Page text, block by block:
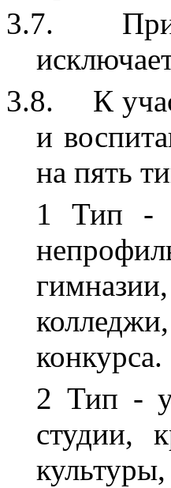
3.7.
3.8.
К
и
на пять
1 Тип -
конкурса.
2 Тип -
студии,